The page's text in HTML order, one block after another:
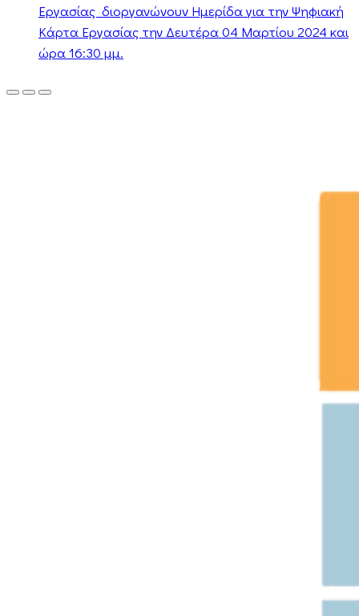
Εργασίας διοργανώνουν Ημερίδα για την Ψηφιακή
Κάρτα Εργασίας την Δευτέρα 04 Μαρτίου 2024 και
ώρα 16:30 μμ.